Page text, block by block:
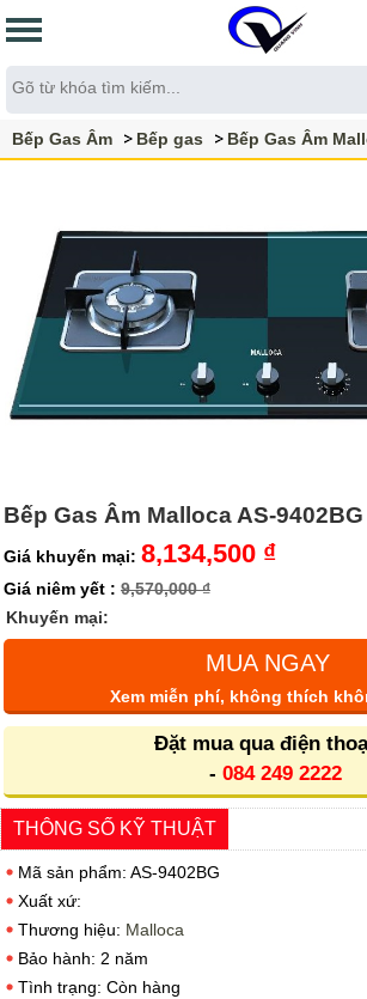
Bếp Gas Âm Bếp gas Bếp Gas Âm
Bếp Gas Âm Malloca AS-9402BG
Giá khuyến mại: 8,134,500 ₫
Giá niêm yết : 9,570,000 ₫
Khuyến mại:
MUA NGAY
Xem miễn phí, không thích
Đặt mua qua điện
- 084 249 2222
THÔNG SỐ KỸ THUẬT
Mã sản phẩm: AS-9402BG
Xuất xứ:
Thương hiệu: Malloca
Bảo hành: 2 năm
Tình trạng: Còn hàng